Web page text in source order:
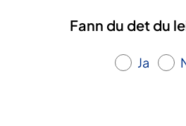
Fann du det du
Ja